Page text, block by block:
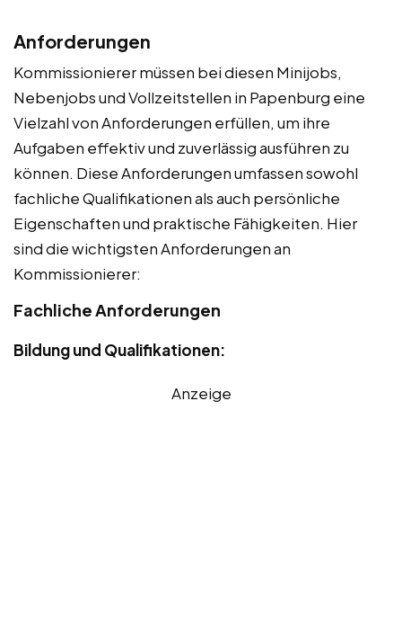
Anforderungen
Kommissionierer müssen bei diesen Minijobs,
Nebenjobs und Vollzeitstellen in Papenburg eine
Vielzahl von Anforderungen erfüllen, um ihre
Aufgaben effektiv und zuverlässig ausführen zu
können. Diese Anforderungen umfassen sowohl
fachliche Qualifikationen als auch persönliche
Eigenschaften und praktische Fähigkeiten. Hier
sind die wichtigsten Anforderungen an
Kommissionierer:
Fachliche Anforderungen
Bildung und Qualifikationen:
Anzeige